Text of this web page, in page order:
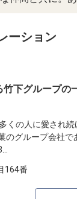
ーション
下グループ
くの人に愛され
のグループ会社
164番